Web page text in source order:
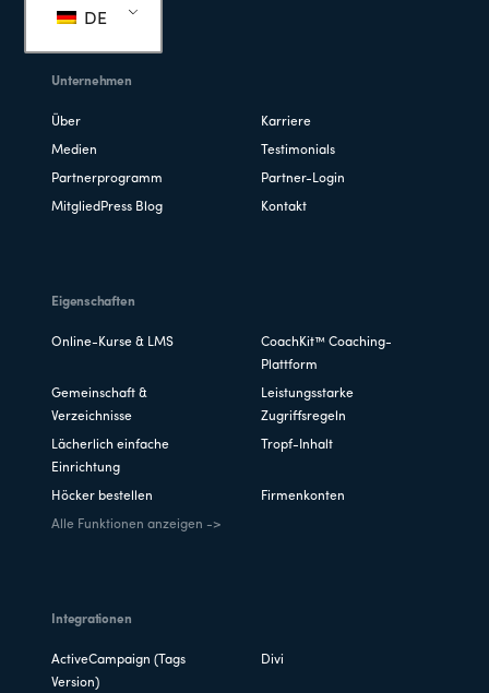
DE
Unternehmen
Über Karriere
Medien Testimonials
Partnerprogramm Partner-Login
MitgliedPress Blog Kontakt
Eigenschaften
Online-Kurse & LMS
CoachKit™ Coaching-
Plattform
Gemeinschaft &
Verzeichnisse
Leistungsstarke
Zugriffsregeln
Lächerlich einfache
Einrichtung
Tropf-Inhalt
Höcker bestellen Firmenkonten
Alle Funktionen anzeigen ->
Integrationen
ActiveCampaign (Tags
Version)
Divi